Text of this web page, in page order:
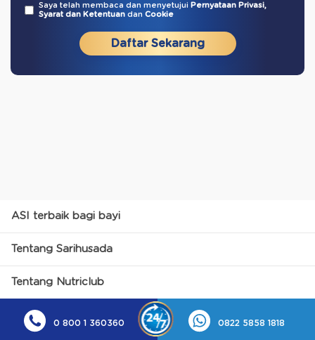
Saya telah membaca dan menyetujui Pernyataan Privasi,
Syarat dan Ketentuan dan Cookie
Daftar Sekarang
ASI terbaik bagi bayi
Tentang Sarihusada
Tentang Nutriclub
0 800 1 360360 0822 5858 1818